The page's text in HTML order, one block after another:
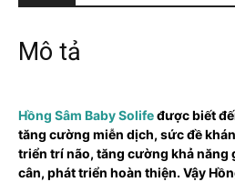
Mô tả
Hồng Sâm Baby Solifeđược biết
tăng cường miễn dịch, sức đề
triển trí não, tăng cường khả năng
cân, phát triển hoàn thiện. Vậy